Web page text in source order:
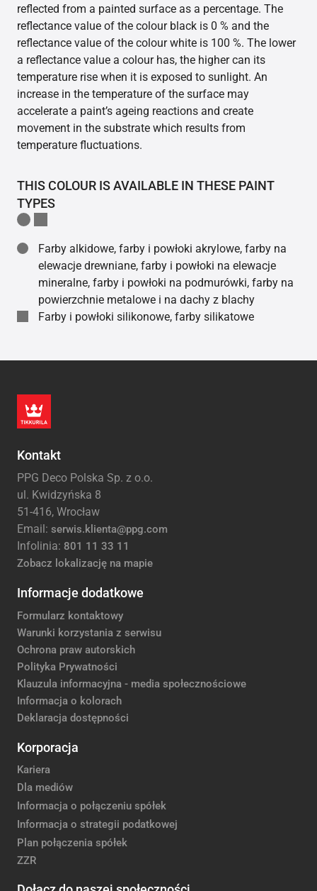
reflected from a painted surface as a percentage. The
reflectance value of the colour black is 0 % and the
reflectance value of the colour white is 100 %. The lower
a reflectance value a colour has, the higher can its
temperature rise when it is exposed to sunlight. An
increase in the temperature of the surface may
accelerate a paint’s ageing reactions and create
movement in the substrate which results from
temperature fluctuations.
THIS COLOUR IS AVAILABLE IN THESE PAINT
TYPES
Farby alkidowe, farby i powłoki akrylowe, farby na
elewacje drewniane, farby i powłoki na elewacje
mineralne, farby i powłoki na podmurówki, farby na
powierzchnie metalowe i na dachy z blachy
Farby i powłoki silikonowe, farby silikatowe
Kontakt
PPG Deco Polska Sp. z o.o.
ul. Kwidzyńska 8
51-416, Wrocław
Email: serwis.klienta@ppg.com
Infolinia: 801 11 33 11
Zobacz lokalizację na mapie
Informacje dodatkowe
Formularz kontaktowy
Warunki korzystania z serwisu
Ochrona praw autorskich
Polityka Prywatności
Klauzula informacyjna - media społecznościowe
Informacja o kolorach
Deklaracja dostępności
Korporacja
Kariera
Dla mediów
Informacja o połączeniu spółek
Informacja o strategii podatkowej
Plan połączenia spółek
ZZR